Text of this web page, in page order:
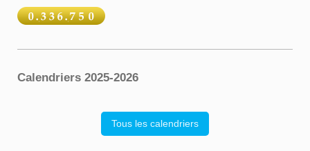
Calendriers 2025-2026
Tous les calendriers